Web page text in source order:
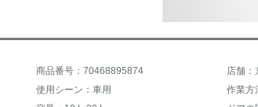
商品番号：70468895874
店舗：
使用シーン：車用
作業方